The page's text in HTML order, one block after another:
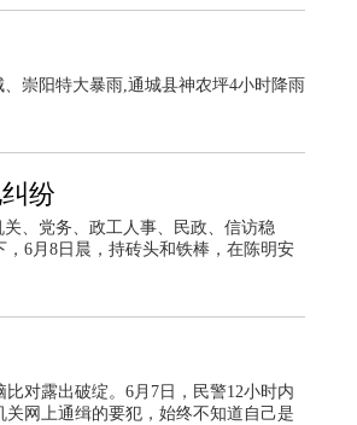
崇阳特大暴雨,通城县神农坪4小时降雨
纷
、党务、政工人事、民政、信访稳
6月8日晨，持砖头和铁棒，在陈明安
对露出破绽。6月7日，民警12小时内
网上通缉的要犯，始终不知道自己是